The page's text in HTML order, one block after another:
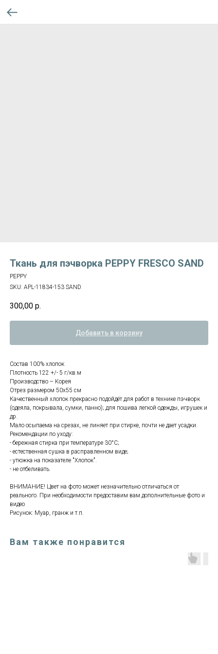
Ткань для пэчворка PEPPY FRESCO SAND
PEPPY
SKU: APL-11834-153 SAND
300,00 р.
Добавить в корзину
Состав 100% хлопок
Плотность 122 +/- 5 г/кв.м
Производство – Корея
Отрез размером 50х55 см
Качественный хлопок прекрасно подойдёт для работ в технике пэчворк
(одеяла, покрывала, сумки, панно); для пошива легкой одежды, игрушек и
др.
Мало осыпаема на срезах, не линяет при стирке, почти не дает усадки.
Рекомендации по уходу:
- бережная стирка при температуре 30°С;
- естественная сушка в расправленном виде;
- утюжка на показателе "Хлопок".
- не отбеливать.
ВНИМАНИЕ! Цвет на фото может незначительно отличаться от
реального. При необходимости предоставим вам дополнительные фото и
видео
Рисунок: Муар, гранж и т.п.
Вам также понравится